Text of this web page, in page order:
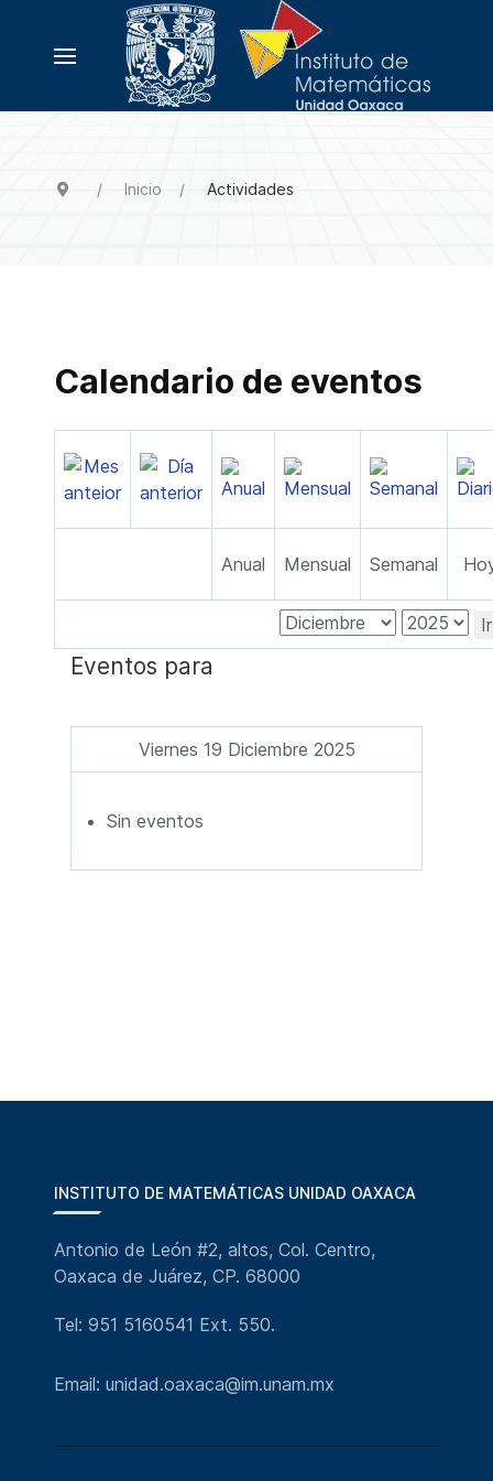
Inicio Actividades
Calendario de eventos
Anual Mensual Semanal
Eventos para
Viernes 19 Diciembre 2025
Sin eventos
INSTITUTO DE MATEMÁTICAS UNIDAD OAXACA
Antonio de León #2, altos, Col. Centro,
Oaxaca de Juárez, CP. 68000
Tel: 951 5160541 Ext. 550.
Email: unidad.oaxaca@im.unam.mx